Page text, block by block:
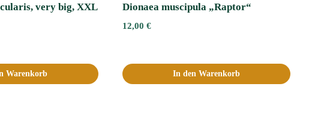
very big, XXL
Warenkorb
Dionaea muscipula „Raptor“
12,00 €
In den Warenkorb